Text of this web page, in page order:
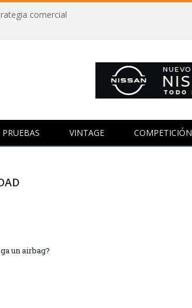
comercial
PRUEBAS VINTAGE COMPETICIÓN
un airbag?